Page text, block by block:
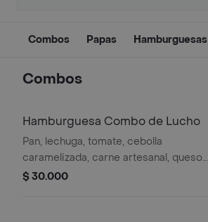
Combos Papas Hamburguesas
Combos
Hamburguesa Combo de Lucho
Pan, lechuga, tomate, cebolla
caramelizada, carne artesanal, queso
mozzarella, tocineta, salsa de la casa,
$ 30.000